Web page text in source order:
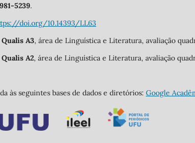
5239.
doi.org/10.14393/LL63
Qualis A3, área de Linguística e Literatura, avaliação
Qualis A2, área de Linguística e Literatura, avaliação
às seguintes bases de dados e diretórios: Google